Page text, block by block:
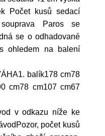
Počet kusů sedací
Paros se
se o odhadované
ohledem na balení
balík178 cm78
cm78 cm107 cm67
v odkazu níže ke
počet kusů